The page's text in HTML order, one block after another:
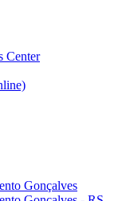
Center
Gonçalves